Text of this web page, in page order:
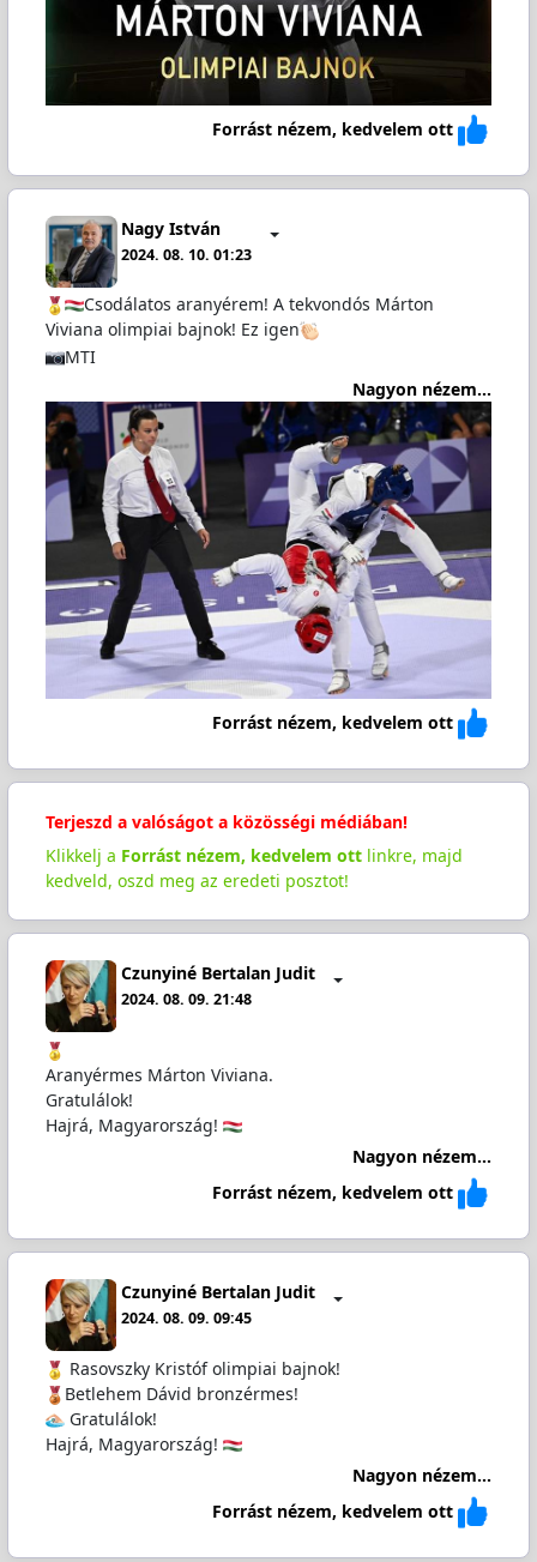
Forrást nézem, kedvelem ott
Nagy István
2024. 08. 10. 01:23
Csodálatos aranyérem! A tekvondós Márton
Viviana olimpiai bajnok! Ez igen
MTI
Nagyon nézem...
Forrást nézem, kedvelem ott
Terjeszd a valóságot a közösségi médiában!
Klikkelj a Forrást nézem, kedvelem ottlinkre, majd
kedveld, oszd meg az eredeti posztot!
Czunyiné Bertalan Judit
2024. 08. 09. 21:48
Aranyérmes Márton Viviana.
Gratulálok!
Hajrá, Magyarország!
Nagyon nézem...
Forrást nézem, kedvelem ott
Czunyiné Bertalan Judit
2024. 08. 09. 09:45
Rasovszky Kristóf olimpiai bajnok!
Betlehem Dávid bronzérmes!
️ Gratulálok!
Hajrá, Magyarország!
Nagyon nézem...
Forrást nézem, kedvelem ott